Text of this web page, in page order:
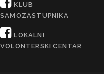
KLUB
SAMOZASTUPNIKA
LOKALNI
VOLONTERSKI CENTAR